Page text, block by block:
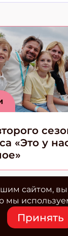
«Это у
на
сайтом, вы
мы
Принять